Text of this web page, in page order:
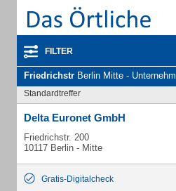
FILTER
Friedrichstr Berlin Mitte - Unternehmen und Personen
Standardtreffer
Delta Euronet GmbH
Friedrichstr. 200
10117 Berlin - Mitte
Gratis-Digitalcheck